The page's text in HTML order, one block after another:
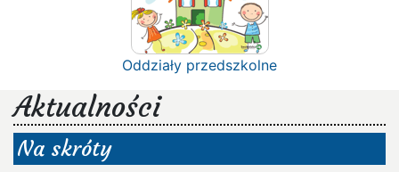
Oddziały przedszkolne
Aktualności
Na skróty